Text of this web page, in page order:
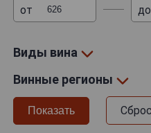
от до
Виды вина
Винные регионы